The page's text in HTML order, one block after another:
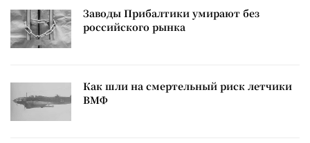
Заводы Прибалтики умирают без
российского рынка
Как шли на смертельный риск летчики
ВМФ